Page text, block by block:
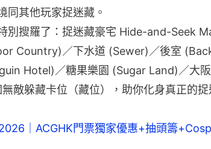
同其他玩家捉迷藏。
別搜羅了：捉迷藏豪宅 Hide-and-Seek
Country)／下水道 (Sewer)／後室
Hotel)／糖果樂園 (Sugar Land)／大
敵躲藏卡位（藏位），助你化身真正的捉
｜ACGHK門票獨家優惠+抽頭籌